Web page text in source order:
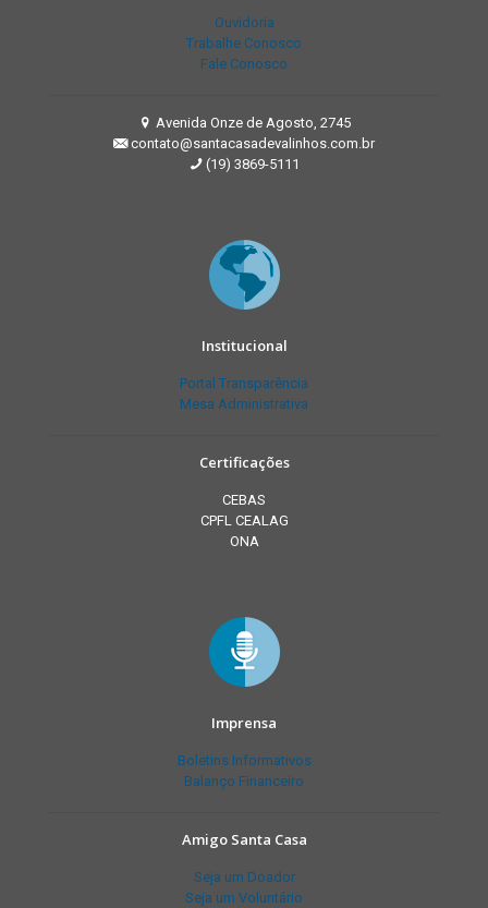
Ouvidoria
Trabalhe Conosco
Fale Conosco
Avenida Onze de Agosto, 2745
contato@santacasadevalinhos.com.br
(19) 3869-5111
Institucional
Portal Transparência
Mesa Administrativa
Certificações
CEBAS
CPFL CEALAG
ONA
Imprensa
Boletins Informativos
Balanço Financeiro
Amigo Santa Casa
Seja um Doador
Seja um Voluntário